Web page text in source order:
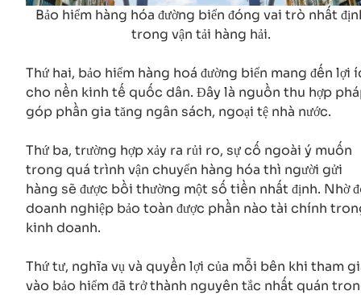
Bảo hiểm hàng hóa đường biển đóng vai trò nhất
trong vận tải hàng hải.
Thứ hai, bảo hiểm hàng hoá đường biển mang đến lợi
cho nền kinh tế quốc dân. Đây là nguồn thu hợp
góp phần gia tăng ngân sách, ngoại tệ nhà nước.
Thứ ba, trường hợp xảy ra rủi ro, sự cố ngoài ý muốn
trong quá trình vận chuyển hàng hóa thì người gửi
hàng sẽ được bồi thường một số tiền nhất định. Nhờ
doanh nghiệp bảo toàn được phần nào tài chính
kinh doanh.
Thứ tư, nghĩa vụ và quyền lợi của mỗi bên khi tham
vào bảo hiểm đã trở thành nguyên tắc nhất quán